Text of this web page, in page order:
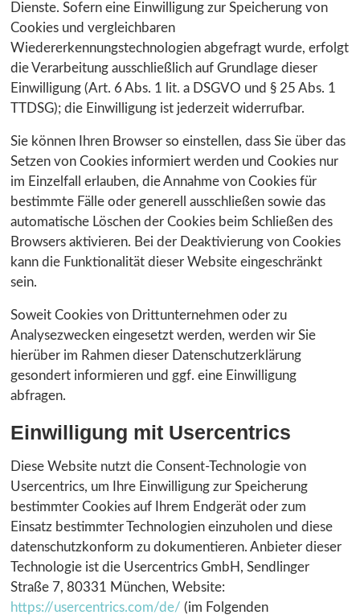
Dienste. Sofern eine Einwilligung zur Speicherung von
Cookies und vergleichbaren
Wiedererkennungstechnologien abgefragt wurde, erfolgt
die Verarbeitung ausschließlich auf Grundlage dieser
Einwilligung (Art. 6 Abs. 1 lit. a DSGVO und § 25 Abs. 1
TTDSG); die Einwilligung ist jederzeit widerrufbar.
Sie können Ihren Browser so einstellen, dass Sie über das
Setzen von Cookies informiert werden und Cookies nur
im Einzelfall erlauben, die Annahme von Cookies für
bestimmte Fälle oder generell ausschließen sowie das
automatische Löschen der Cookies beim Schließen des
Browsers aktivieren. Bei der Deaktivierung von Cookies
kann die Funktionalität dieser Website eingeschränkt
sein.
Soweit Cookies von Drittunternehmen oder zu
Analysezwecken eingesetzt werden, werden wir Sie
hierüber im Rahmen dieser Datenschutzerklärung
gesondert informieren und ggf. eine Einwilligung
abfragen.
Einwilligung mit Usercentrics
Diese Website nutzt die Consent-Technologie von
Usercentrics, um Ihre Einwilligung zur Speicherung
bestimmter Cookies auf Ihrem Endgerät oder zum
Einsatz bestimmter Technologien einzuholen und diese
datenschutzkonform zu dokumentieren. Anbieter dieser
Technologie ist die Usercentrics GmbH, Sendlinger
Straße 7, 80331 München, Website:
https://usercentrics.com/de/ (im Folgenden